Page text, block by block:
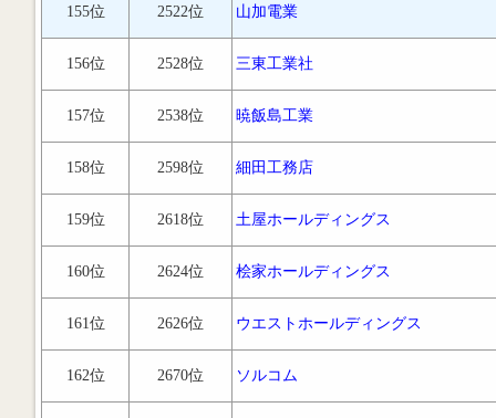
155位 2522位 山加電業
156位 2528位 三東工業社
157位 2538位 暁飯島工業
158位 2598位 細田工務店
159位 2618位 土屋ホールディングス
160位 2624位 桧家ホールディングス
161位 2626位 ウエストホールディングス
162位 2670位 ソルコム